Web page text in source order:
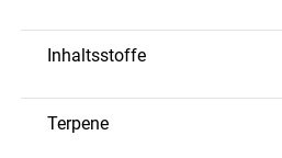
Inhaltsstoffe
Die Sorte kombiniert eine
Konzentration mit natürlichen
süßlich-zitronige Aroma und
Terpene